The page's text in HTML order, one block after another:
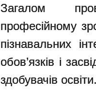
Загалом
професійному
пізнавальних
обов’язків і
здобувачів